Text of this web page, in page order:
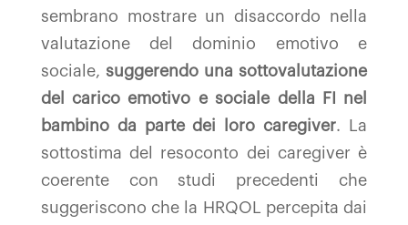
sembrano mostrare un disaccordo nella
valutazione del dominio emotivo e
sociale, suggerendo una sottovalutazione
del carico emotivo e sociale della FI nel
bambino da parte dei loro caregiver. La
sottostima del resoconto dei caregiver è
coerente con studi precedenti che
suggeriscono che la HRQOL percepita dai